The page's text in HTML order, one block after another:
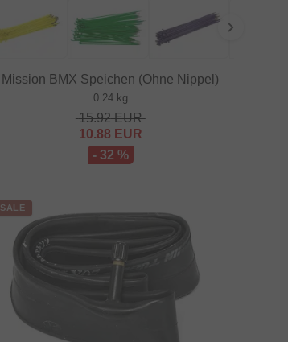
Mission BMX Speichen (Ohne Nippel)
0.24 kg
15.92EUR
10.88 EUR
- 32 %
SALE